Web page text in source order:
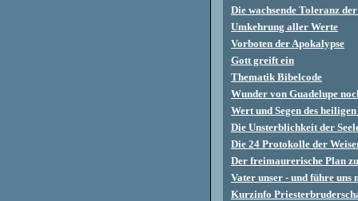
Die wachsende Toleranz
Umkehrung aller Werte
Vorboten der Apokalypse
Gott greift ein
Thematik Bibelcode
Wunder von Guadelupe
Wert und Segen des
Die Unsterblichkeit der
Die 24 Protokolle der
Der freimaurerische Plan
Vater unser - und führe uns
Kurzinfo